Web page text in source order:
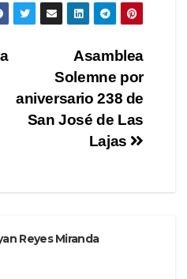
ar
e
Asamblea
Solemne por
aniversario 238 de
San José de Las
Lajas
Reyes Miranda